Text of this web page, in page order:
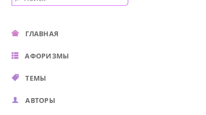
ГЛАВНАЯ
АФОРИЗМЫ
ТЕМЫ
АВТОРЫ